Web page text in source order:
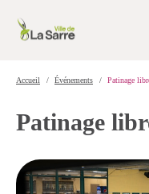
Accueil Événements Patinage
Patinage